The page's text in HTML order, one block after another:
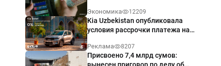
Экономика 12209
Kia Uzbekistan опубликовала
условия рассрочки платежа на
годовых
Реклама 8207
Присвоено 7,4 млрд сумов:
вынесен приговор по делу об